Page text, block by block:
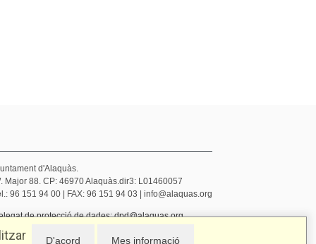
d'Alaquàs.
Major 88. CP: 46970 Alaquàs.dir3: L01460057
96 151 94 00 | FAX: 96 151 94 03 | info@alaquas.org
de protecció de dades: dpd@alaquas.org
de cookies